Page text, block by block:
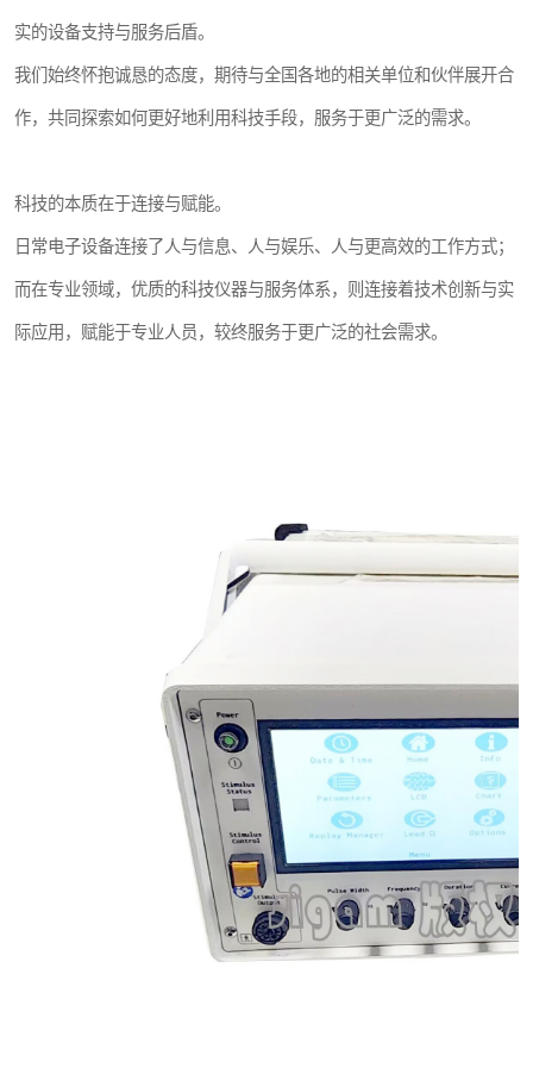
实的设备支持与服务后盾。
我们始终怀抱诚恳的态度，期待与全国各地的相关单位和伙伴展开合
作，共同探索如何更好地利用科技手段，服务于更广泛的需求。
科技的本质在于连接与赋能。
日常电子设备连接了人与信息、人与娱乐、人与更高效的工作方式；
而在专业领域，优质的科技仪器与服务体系，则连接着技术创新与实
际应用，赋能于专业人员，较终服务于更广泛的社会需求。